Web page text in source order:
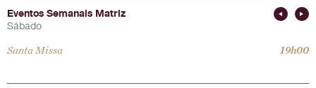
Eventos Semanais Matriz
Sábado
Santa Missa 19h00